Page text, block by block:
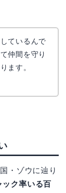
ているんで
仲間を守り
ます。
・ゾウに辿り
ック率いる百